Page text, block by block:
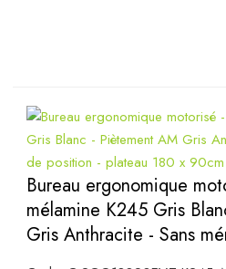
Bureau ergonomique
mélamine K245 Gris
Gris Anthracite - Sans